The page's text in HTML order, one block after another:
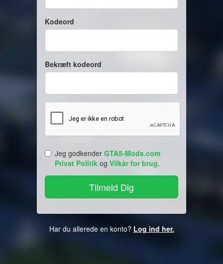
Kodeord
Bekræft kodeord
Jeg godkender GTA5-Mods.com
Privat Politik og Vilkår for brug.
Har du allerede en konto? Log ind her.